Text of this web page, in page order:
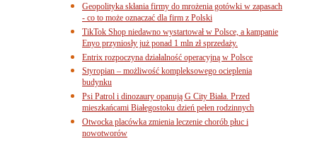
Geopolityka skłania firmy do mrożenia gotówki w zapasach
- co to może oznaczać dla firm z Polski
TikTok Shop niedawno wystartował w Polsce, a kampanie
Enyo przyniosły już ponad 1 mln zł sprzedaży.
Entrix rozpoczyna działalność operacyjną w Polsce
Styropian – możliwość kompleksowego ocieplenia
budynku
Psi Patrol i dinozaury opanują G City Biała. Przed
mieszkańcami Białegostoku dzień pełen rodzinnych
Otwocka placówka zmienia leczenie chorób płuc i
nowotworów